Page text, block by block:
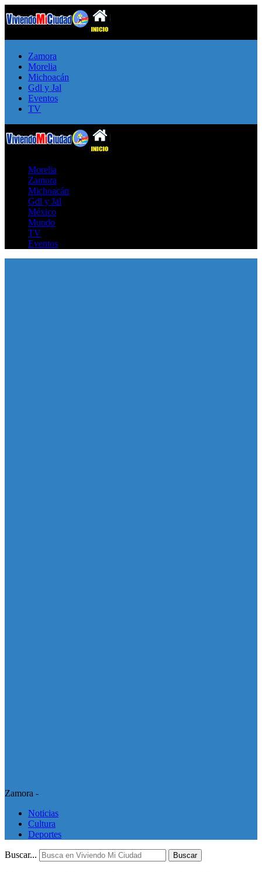
Zamora
Morelia
Michoacán
Gdl y Jal
Eventos
TV
Morelia
Zamora
Michoacán
Gdl y Jal
México
Mundo
TV
Eventos
Zamora -
Noticias
Cultura
Deportes
Buscar... Buscar